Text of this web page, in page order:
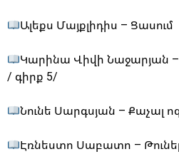
Ալեքս Մայքլիդիս – Ցասում
Կարինա Վիվի Նաջարյան
/ գիրք 5/
Նունե Սարգսյան – Քաչալ
Էռնեստո Սաբատո –